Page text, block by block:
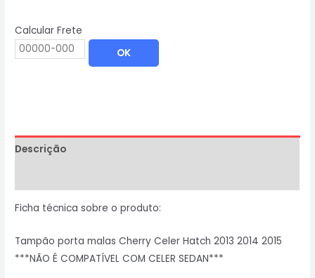
Calcular Frete
OK
Descrição
Ficha técnica sobre o produto:
Tampão porta malas Cherry Celer Hatch 2013 2014 2015
***NÃO É COMPATÍVEL COM CELER SEDAN***